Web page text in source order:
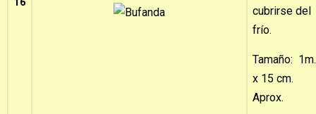
cubrirse del
frío.
Tamaño: 1m.
x 15 cm.
Aprox.